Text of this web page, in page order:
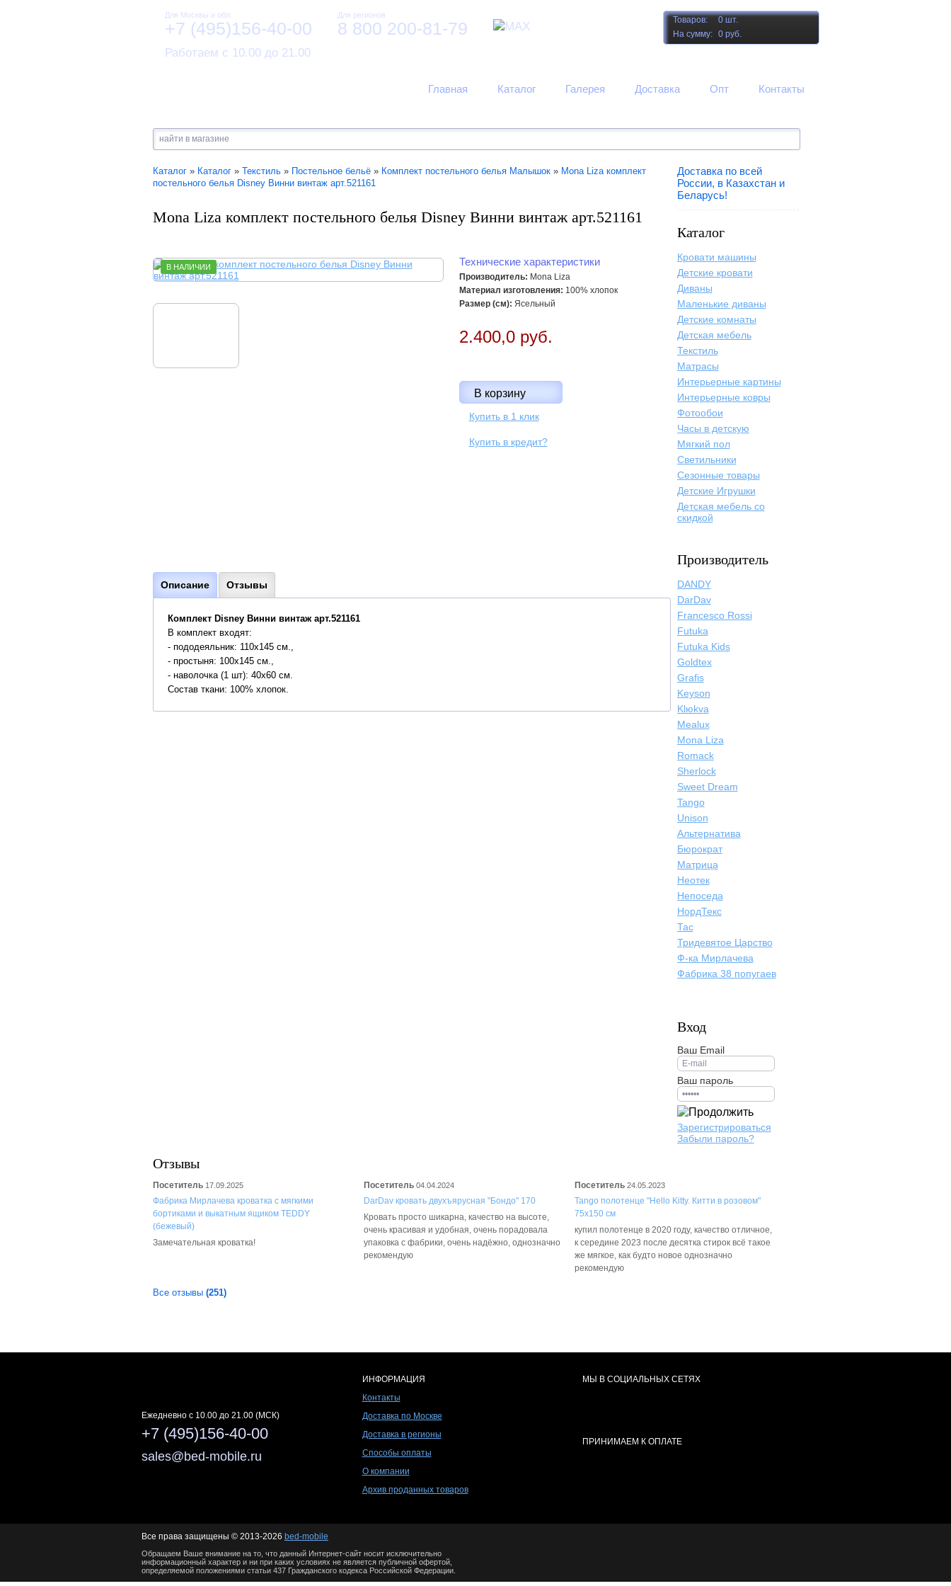
Товаров:
0 шт.
На сумму:
0 руб.
Для Москвы и обл.
+7 (495)156-40-00
Для регионов
8 800 200-81-79
Работаем с 10.00 до 21.00
Главная Каталог Галерея Доставка Опт Контакты
Доставка по всей
России, в Казахстан и
Беларусь!
Каталог
Кровати машины
Детские кровати
Диваны
Маленькие диваны
Детские комнаты
Детская мебель
Текстиль
Матрасы
Интерьерные картины
Интерьерные ковры
Фотообои
Часы в детскую
Мягкий пол
Светильники
Сезонные товары
Детские Игрушки
Детская мебель со
скидкой
Производитель
DANDY
DarDav
Francesco Rossi
Futuka
Futuka Kids
Goldtex
Grafis
Keyson
Klюkva
Mealux
Mona Liza
Romack
Sherlock
Sweet Dream
Tango
Unison
Альтернатива
Бюрократ
Матрица
Неотек
Непоседа
НордТекс
Тас
Тридевятое Царство
Ф-ка Мирлачева
Фабрика 38 попугаев
Вход
Ваш Email
Ваш пароль
Зарегистрироваться
Забыли пароль?
Каталог» Каталог» Текстиль» Постельное бельё» Комплект постельного белья Малышок» Mona Liza комплект
постельного белья Disney Винни винтаж арт.521161
Mona Liza комплект постельного белья Disney Винни винтаж арт.521161
В НАЛИЧИИ Технические характеристики
Производитель: Mona Liza
Материал изготовления: 100% хлопок
Размер (см): Ясельный
2.400,0 руб.
Купить в 1 клик
Купить в кредит?
Описание Отзывы
Комплект Disney Винни винтаж арт.521161
В комплект входят:
- пододеяльник: 110х145 см.,
- простыня: 100х145 см.,
- наволочка (1 шт): 40х60 см.
Состав ткани: 100% хлопок.
Отзывы
Посетитель 17.09.2025
Фабрика Мирлачева кроватка с мягкими
бортиками и выкатным ящиком TEDDY
(бежевый)
Замечательная кроватка!
Посетитель 04.04.2024
DarDav кровать двухъярусная "Бондо" 170
Кровать просто шикарна, качество на высоте,
очень красивая и удобная, очень порадовала
упаковка с фабрики, очень надёжно, однозначно
рекомендую
Посетитель 24.05.2023
Tango полотенце "Hello Kitty. Китти в розовом"
75х150 см
купил полотенце в 2020 году, качество отличное,
к середине 2023 после десятка стирок всё такое
же мягкое, как будто новое однозначно
рекомендую
Все отзывы (251)
Ежедневно c 10.00 до 21.00 (МСК)
+7 (495)156-40-00
sales@bed-mobile.ru
ИНФОРМАЦИЯ
Контакты
Доставка по Москве
Доставка в регионы
Способы оплаты
О компании
Архив проданных товаров
МЫ В СОЦИАЛЬНЫХ СЕТЯХ
ПРИНИМАЕМ К ОПЛАТЕ
Все права защищены © 2013-2026 bed-mobile
Обращаем Ваше внимание на то, что данный Интернет-сайт носит исключительно
информационный характер и ни при каких условиях не является публичной офертой,
определяемой положениями статьи 437 Гражданского кодекса Российской Федерации.